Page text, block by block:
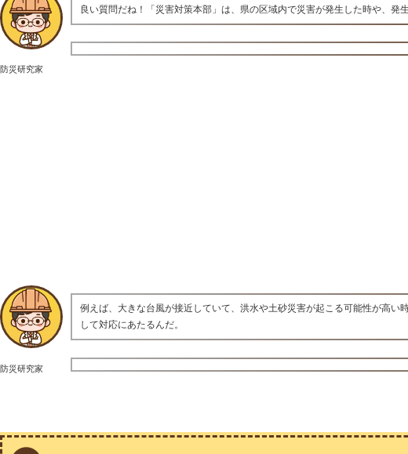
防災研究家
良い質問だね！「災害対策本部」は、県の区域内で災害が発生した時や、発
防災研究家
例えば、大きな台風が接近していて、洪水や土砂災害が起こる可能性が高
して対応にあたるんだ。